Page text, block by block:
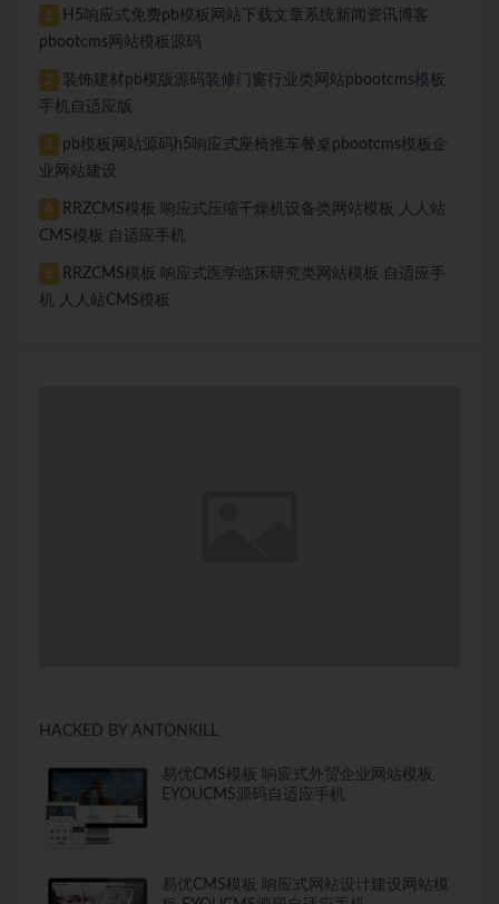
1
H5响应式免费pb模板网站下载文章系统新闻资讯博客
pbootcms网站模板源码
2
装饰建材pb模版源码装修门窗行业类网站pbootcms模板
手机自适应版
3
pb模板网站源码h5响应式座椅推车餐桌pbootcms模板企
业网站建设
4
RRZCMS模板 响应式压缩干燥机设备类网站模板 人人站
CMS模板 自适应手机
5
RRZCMS模板 响应式医学临床研究类网站模板 自适应手
机 人人站CMS模板
HACKED BY ANTONKILL
易优CMS模板 响应式外贸企业网站模板
EYOUCMS源码自适应手机
易优CMS模板 响应式网站设计建设网站模